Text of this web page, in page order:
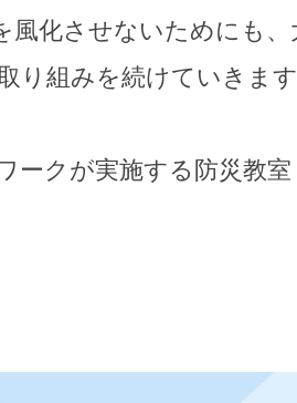
風化させないためにも
り組みを続けていきま
ークが実施する防災教室